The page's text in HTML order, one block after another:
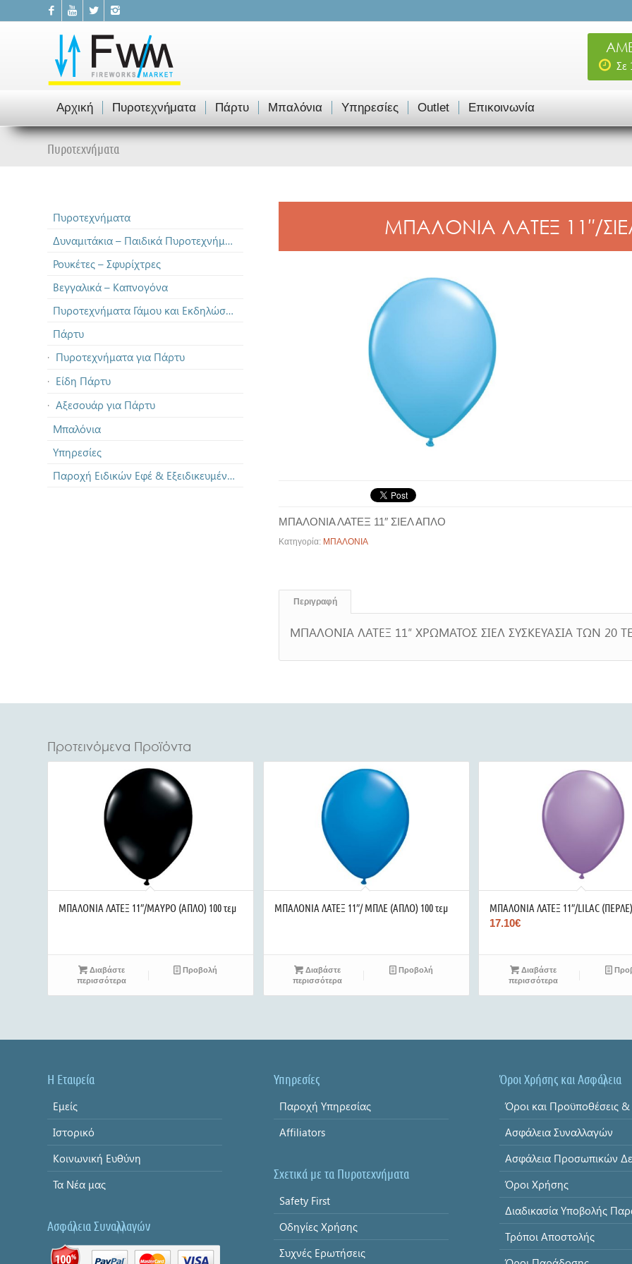
Σε
Αρχική Πυροτεχνήματα Πάρτυ Μπαλόνια Υπηρεσίες Outlet Επικοινωνία
Πυροτεχνήματα
Πυροτεχνήματα
Δυναμιτάκια – Παιδικά Πυροτεχνήματα
Ρουκέτες – Σφυρίχτρες
Βεγγαλικά – Καπνογόνα
Πυροτεχνήματα Γάμου και Εκδηλώσεων
Πάρτυ
Πυροτεχνήματα για Πάρτυ
Είδη Πάρτυ
Αξεσουάρ για Πάρτυ
Μπαλόνια
Υπηρεσίες
Παροχή Ειδικών Εφέ & Εξειδικευμένων Πυροτεχνημάτων
ΜΠΑΛΟΝΙΑ ΛΑΤΕΞ 11″/
ΜΠΑΛΟΝΙΑ ΛΑΤΕΞ 11″ ΣΙΕΛ ΑΠΛΟ
Κατηγορία: ΜΠΑΛΟΝΙΑ
Περιγραφή
ΜΠΑΛΟΝΙΑ ΛΑΤΕΞ 11″ ΧΡΩΜΑΤΟΣ ΣΙΕΛ ΣΥΣΚΕΥΑΣΙΑ ΤΩΝ 20
Προτεινόμενα Προϊόντα
ΜΠΑΛΟΝΙΑ ΛΑΤΕΞ 11″/ΜΑΥΡΟ (ΑΠΛΟ) 100 τεμ
Διαβάστε
περισσότερα
Προβολή
ΜΠΑΛΟΝΙΑ ΛΑΤΕΞ 11″/ ΜΠΛΕ (ΑΠΛΟ) 100 τεμ
Διαβάστε
περισσότερα
Προβολή
ΜΠΑΛΟΝΙΑ ΛΑΤΕΞ 11″/LILAC (ΠΕΡΛΕ)
17.10€
Διαβάστε
περισσότερα
Η Εταιρεία
Εμείς
Ιστορικό
Κοινωνική Ευθύνη
Τα Νέα μας
Ασφάλεια Συναλλαγών
Υπηρεσίες
Παροχή Υπηρεσίας
Affiliators
Σχετικά με τα Πυροτεχνήματα
Safety First
Οδηγίες Χρήσης
Συχνές Ερωτήσεις
Όροι Χρήσης και Ασφάλεια
Ασφάλεια Συναλλαγών
Όροι Χρήσης
Τρόποι Αποστολής